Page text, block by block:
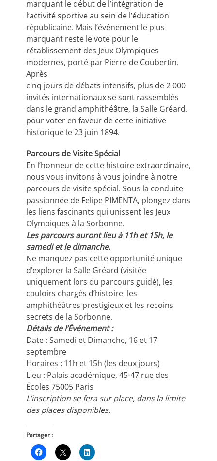
marquant le début de l’intégration de
l’activité sportive au sein de l’éducation
républicaine. Mais l’événement le plus
marquant reste le vote pour le
rétablissement des Jeux Olympiques
modernes, porté par Pierre de Coubertin.
Après
cinq jours de débats intensifs, plus de 2 000
invités internationaux se sont rassemblés
dans le grand amphithéâtre, la Salle Gréard,
pour voter en faveur de cette initiative
historique le 23 juin 1894.
Parcours de Visite Spécial
En l’honneur de cette histoire extraordinaire,
nous vous invitons à vous joindre à notre
parcours de visite spécial. Sous la conduite
passionnée de Felipe PIMENTA, plongez dans
les liens fascinants qui unissent les Jeux
Olympiques à la Sorbonne.
Les parcours auront lieu à 11h et 15h, le
samedi et le dimanche.
Ne manquez pas cette opportunité unique
d’explorer la Salle Gréard (visitée
uniquement lors du parcours guidé), les
couloirs chargés d’histoire, les
amphithéâtres prestigieux et les recoins
secrets de la Sorbonne.
Détails de l’Événement :
Date : Samedi et Dimanche, 16 et 17
septembre
Horaires : 11h et 15h (les deux jours)
Lieu : Palais académique, 45-47 rue des
Écoles 75005 Paris
L’inscription se fera sur place, dans la limite
des places disponibles.
Partager :